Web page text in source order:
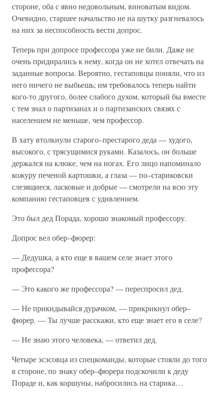
стороне, оба с явно недовольным, виноватым видом.
Очевидно, старшее начальство не на шутку разгневалось
на них за неспособность вести допрос.
Теперь при допросе профессора уже не били. Даже не
очень придирались к нему, когда он не хотел отвечать на
заданные вопросы. Вероятно, гестаповцы поняли, что из
него ничего не выбьешь; им требовалось теперь найти
кого-то другого, более слабого духом, который бы вместе
с тем знал о партизанах и о партизанских связях с
населением не меньше, чем профессор.
В хату втолкнули старого–престарого деда — худого,
высокого, с трясущимися руками. Казалось, он больше
держался на клюке, чем на ногах. Его лицо напоминало
кожуру печеной картошки, а глаза — по–стариковски
слезящиеся, ласковые и добрые — смотрели на всю эту
компанию гестаповцев с удивлением.
Это был дед Порада, хорошо знакомый профессору.
Допрос вел обер–фюрер:
— Дедушка, а кто еще в вашем селе знает этого
профессора?
— Это какого же профессора? — переспросил дед.
— Не прикидывайся дурачком, — прикрикнул обер–
фюрер. — Ты лучше расскажи, кто еще знает его в селе?
— Не знаю этого человека, — ответил дед.
Четыре эсэсовца из спецкоманды, которые стояли до того
в стороне, по знаку обер–фюрера подскочили к деду
Пораде и, как коршуны, набросились на старика…